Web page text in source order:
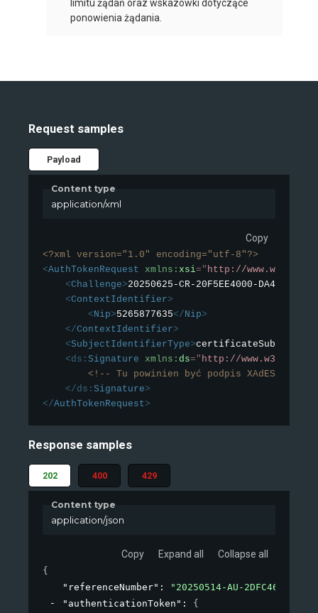
limitu żądań oraz wskazówki dotyczące
ponowienia żądania.
Request samples
Payload
Content type
application/xml
Copy
<?xml version="1.0" encoding="utf-8"?>
<AuthTokenRequest xmlns: xsi= " http://www.w3.org/
<Challenge>20250625-CR-20F5EE4000-
<ContextIdentifier>
<Nip>5265877635</Nip>
</ContextIdentifier>
<SubjectIdentifierType>certificateSubject
<ds: Signature xmlns: ds= " http://www.w3.org/
<!-- Tu powinien być podpis XAdES -->
</ds: Signature>
</AuthTokenRequest>
Response samples
202 400 429
Content type
application/json
Copy Expand all Collapse all
{
"referenceNumber" :
"20250514-AU-2DFC46C000-
"authenticationToken" : {